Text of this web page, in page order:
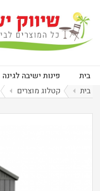
בית פינות ישיבה לגינה
בית arrow_left קטלוג מוצרים arrow_left